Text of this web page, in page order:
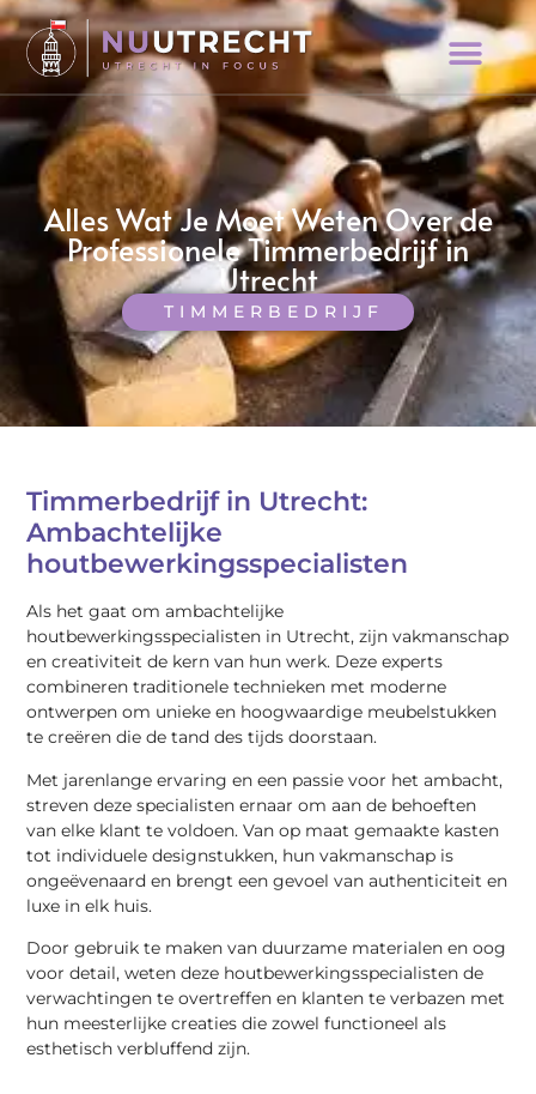
Alles Wat Je Moet Weten Over de
Professionele Timmerbedrijf in
Utrecht
TIMMERBEDRIJF
Timmerbedrijf in Utrecht:
Ambachtelijke
houtbewerkingsspecialisten
Als het gaat om ambachtelijke
houtbewerkingsspecialisten in Utrecht, zijn vakmanschap
en creativiteit de kern van hun werk. Deze experts
combineren traditionele technieken met moderne
ontwerpen om unieke en hoogwaardige meubelstukken
te creëren die de tand des tijds doorstaan.
Met jarenlange ervaring en een passie voor het ambacht,
streven deze specialisten ernaar om aan de behoeften
van elke klant te voldoen. Van op maat gemaakte kasten
tot individuele designstukken, hun vakmanschap is
ongeëvenaard en brengt een gevoel van authenticiteit en
luxe in elk huis.
Door gebruik te maken van duurzame materialen en oog
voor detail, weten deze houtbewerkingsspecialisten de
verwachtingen te overtreffen en klanten te verbazen met
hun meesterlijke creaties die zowel functioneel als
esthetisch verbluffend zijn.